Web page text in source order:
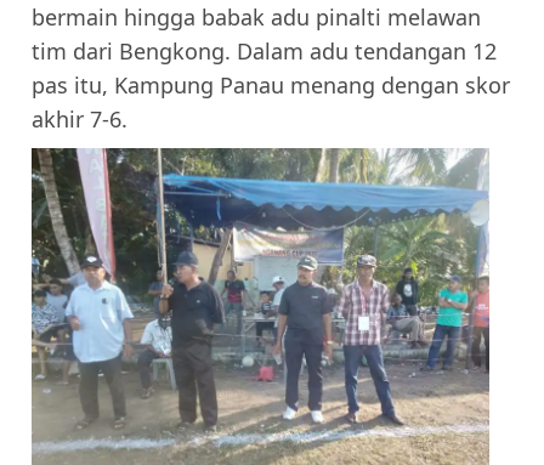
bermain hingga babak adu pinalti melawan
tim dari Bengkong. Dalam adu tendangan 12
pas itu, Kampung Panau menang dengan skor
akhir 7-6.